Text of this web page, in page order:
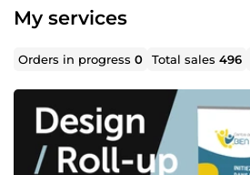
My services
Orders in progress0 Total sales496